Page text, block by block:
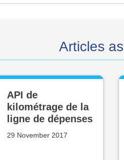
Articles
API de
kilométrage de la
ligne de dépenses
29 November 2017